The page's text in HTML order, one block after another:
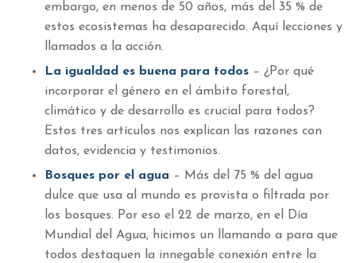
embargo, en menos de 50 años, más del 35 % de
estos ecosistemas ha desaparecido. Aquí lecciones y
llamados a la acción.
La igualdad es buena para todos – ¿Por qué
incorporar el género en el ámbito forestal,
climático y de desarrollo es crucial para todos?
Estos tres artículos nos explican las razones con
datos, evidencia y testimonios.
Bosques por el agua – Más del 75 % del agua
dulce que usa al mundo es provista o filtrada por
los bosques. Por eso el 22 de marzo, en el Día
Mundial del Agua, hicimos un llamando a para que
todos destaquen la innegable conexión entre la